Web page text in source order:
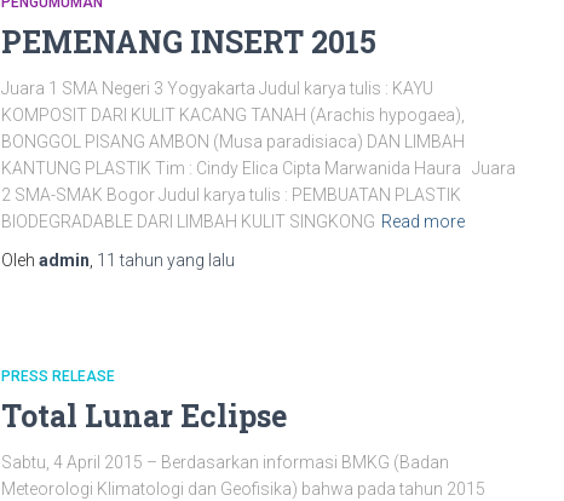
PEMENANG INSERT 2015
Juara 1 SMA Negeri 3 Yogyakarta Judul karya tulis : KAYU
KOMPOSIT DARI KULIT KACANG TANAH (Arachis hypogaea),
BONGGOL PISANG AMBON (Musa paradisiaca) DAN LIMBAH
KANTUNG PLASTIK Tim : Cindy Elica Cipta Marwanida Haura Juara
2 SMA-SMAK Bogor Judul karya tulis : PEMBUATAN PLASTIK
BIODEGRADABLE DARI LIMBAH KULIT SINGKONG Read more
Oleh admin 11 tahun yang lalu
PRESS RELEASE
Total Lunar Eclipse
Sabtu, 4 April 2015 – Berdasarkan informasi BMKG (Badan
Meteorologi Klimatologi dan Geofisika) bahwa pada tahun 2015